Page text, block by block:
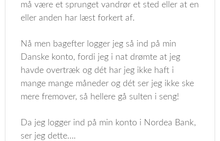
må være et sprunget vandrør et sted eller at en
eller anden har læst forkert af.
Nå men bagefter logger jeg så ind på min
Danske konto, fordi jeg i nat drømte at jeg
havde overtræk og dét har jeg ikke haft i
mange mange måneder og dét ser jeg ikke ske
mere fremover, så hellere gå sulten i seng!
Da jeg logger ind på min konto i Nordea Bank,
ser jeg dette….